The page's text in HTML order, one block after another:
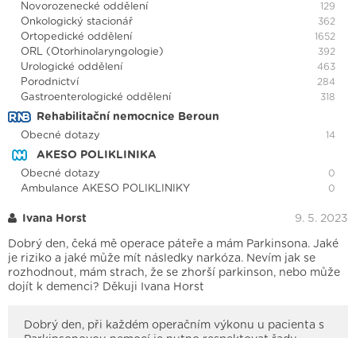
Novorozenecké oddělení 129
Onkologický stacionář 362
Ortopedické oddělení 1652
ORL (Otorhinolaryngologie) 392
Urologické oddělení 463
Porodnictví 284
Gastroenterologické oddělení 318
Rehabilitační nemocnice Beroun
Obecné dotazy 14
AKESO POLIKLINIKA
Obecné dotazy 0
Ambulance AKESO POLIKLINIKY 0
Ivana Horst 9. 5. 2023
Dobrý den, čeká mě operace páteře a mám Parkinsona. Jaké
je riziko a jaké může mít následky narkóza. Nevím jak se
rozhodnout, mám strach, že se zhorší parkinson, nebo může
dojít k demenci? Děkuji Ivana Horst
Dobrý den, při každém operačním výkonu u pacienta s